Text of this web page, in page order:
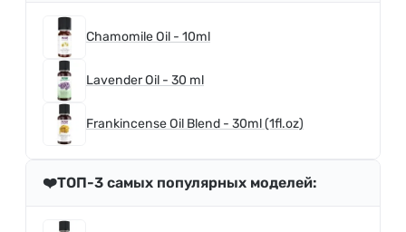
Chamomile Oil - 10ml
Lavender Oil - 30 ml
Frankincense Oil Blend - 30ml (1fl.oz)
❤️ТОП-3 самых популярных моделей: